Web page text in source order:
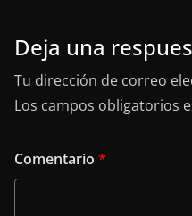
Deja una
Tu dirección de correo
Los campos obligatorios
Comentario *